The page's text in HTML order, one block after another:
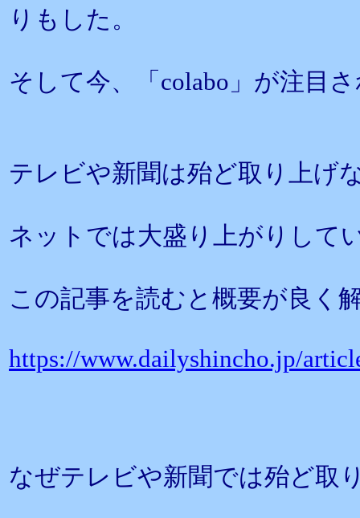
りもした。
そして今、「colabo」が注目
テレビや新聞は殆ど取り上げ
ネットでは大盛り上がりして
この記事を読むと概要が良く
https://www.dailyshincho.jp/
なぜテレビや新聞では殆ど取